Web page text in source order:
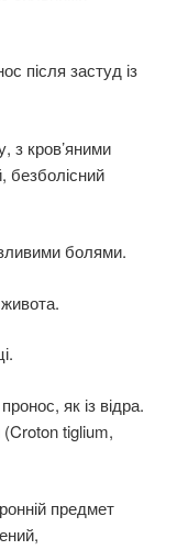
після застуд із
з кров’яними
безболісний
болями.
як із відра.
(Croton tiglium,
предмет